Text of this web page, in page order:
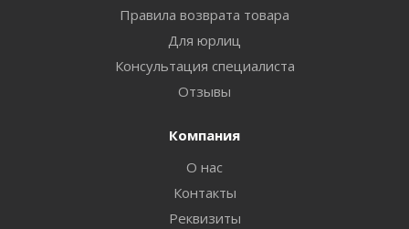
Правила возврата товара
Для юрлиц
Консультация специалиста
Отзывы
Компания
О нас
Контакты
Реквизиты